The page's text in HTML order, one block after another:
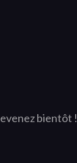
bientôt !